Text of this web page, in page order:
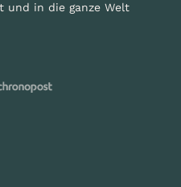
und in die ganze Welt